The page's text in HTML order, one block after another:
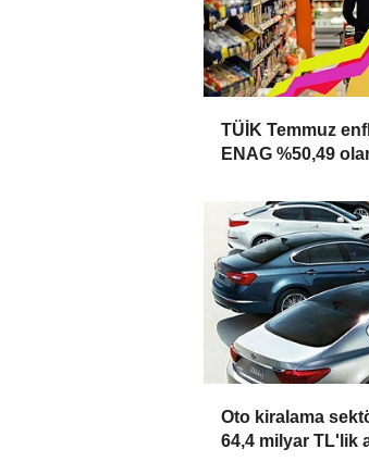
TÜİK Temmuz
ENAG %50,49
Oto kiralama
64,4 milyar TL'lik